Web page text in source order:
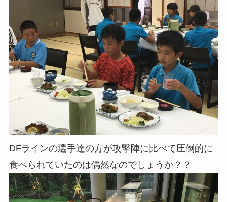
DFラインの選手達の方が攻撃陣に比べて圧倒的に
食べられていたのは偶然なのでしょうか？？